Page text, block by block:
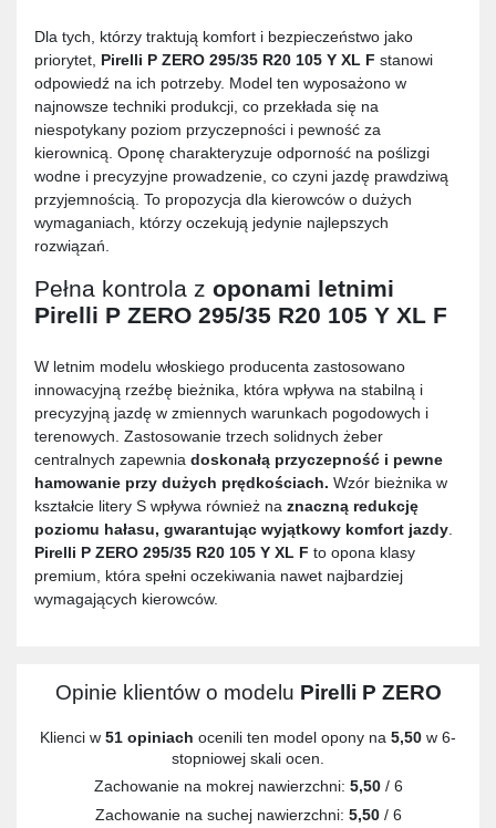
Dla tych, którzy traktują komfort i bezpieczeństwo jako
priorytet, Pirelli P ZERO 295/35 R20 105 Y XL F stanowi
odpowiedź na ich potrzeby. Model ten wyposażono w
najnowsze techniki produkcji, co przekłada się na
niespotykany poziom przyczepności i pewność za
kierownicą. Oponę charakteryzuje odporność na poślizgi
wodne i precyzyjne prowadzenie, co czyni jazdę prawdziwą
przyjemnością. To propozycja dla kierowców o dużych
wymaganiach, którzy oczekują jedynie najlepszych
rozwiązań.
Pełna kontrola z oponami letnimi
Pirelli P ZERO 295/35 R20 105 Y XL F
W letnim modelu włoskiego producenta zastosowano
innowacyjną rzeźbę bieżnika, która wpływa na stabilną i
precyzyjną jazdę w zmiennych warunkach pogodowych i
terenowych. Zastosowanie trzech solidnych żeber
centralnych zapewnia doskonałą przyczepność i pewne
hamowanie przy dużych prędkościach. Wzór bieżnika w
kształcie litery S wpływa również na znaczną redukcję
poziomu hałasu, gwarantując wyjątkowy komfort jazdy
Pirelli P ZERO 295/35 R20 105 Y XL F to opona klasy
premium, która spełni oczekiwania nawet najbardziej
wymagających kierowców.
Opinie klientów o modelu Pirelli P ZERO
Klienci w 51 opiniach ocenili ten model opony na 5,50 w 6-
stopniowej skali ocen.
Zachowanie na mokrej nawierzchni: 5,50/ 6
Zachowanie na suchej nawierzchni: 5,50/ 6